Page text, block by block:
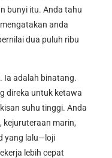
bunyi itu. Anda tahu
anda
dua puluh ribu
Ia adalah binatang.
direka untuk ketawa
suhu tinggi. Anda
kejuruteraan marin,
yang lalu—loji
lebih cepat